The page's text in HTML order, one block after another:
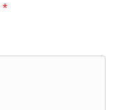
*